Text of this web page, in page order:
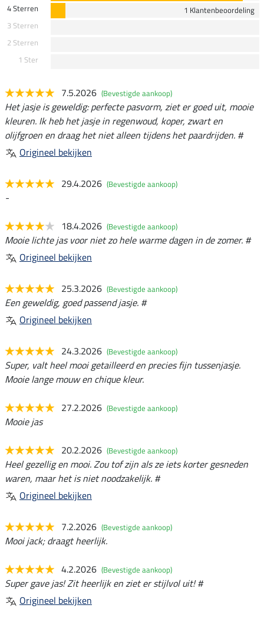
4 Sterren
1 Klantenbeoordeling
3 Sterren
2 Sterren
1 Ster
7.5.2026 (Bevestigde aankoop)
Het jasje is geweldig: perfecte pasvorm, ziet er goed uit, mooie
kleuren. Ik heb het jasje in regenwoud, koper, zwart en
olijfgroen en draag het niet alleen tijdens het paardrijden. #
Origineel bekijken
29.4.2026 (Bevestigde aankoop)
-
18.4.2026 (Bevestigde aankoop)
Mooie lichte jas voor niet zo hele warme dagen in de zomer. #
Origineel bekijken
25.3.2026 (Bevestigde aankoop)
Een geweldig, goed passend jasje. #
Origineel bekijken
24.3.2026 (Bevestigde aankoop)
Super, valt heel mooi getailleerd en precies fijn tussenjasje.
Mooie lange mouw en chique kleur.
27.2.2026 (Bevestigde aankoop)
Mooie jas
20.2.2026 (Bevestigde aankoop)
Heel gezellig en mooi. Zou tof zijn als ze iets korter gesneden
waren, maar het is niet noodzakelijk. #
Origineel bekijken
7.2.2026 (Bevestigde aankoop)
Mooi jack; draagt heerlijk.
4.2.2026 (Bevestigde aankoop)
Super gave jas! Zit heerlijk en ziet er stijlvol uit! #
Origineel bekijken